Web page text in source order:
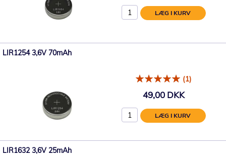
LÆG I KURV
LIR1254 3,6V 70mAh
(1)
49,00 DKK
LÆG I KURV
LIR1632 3,6V 25mAh